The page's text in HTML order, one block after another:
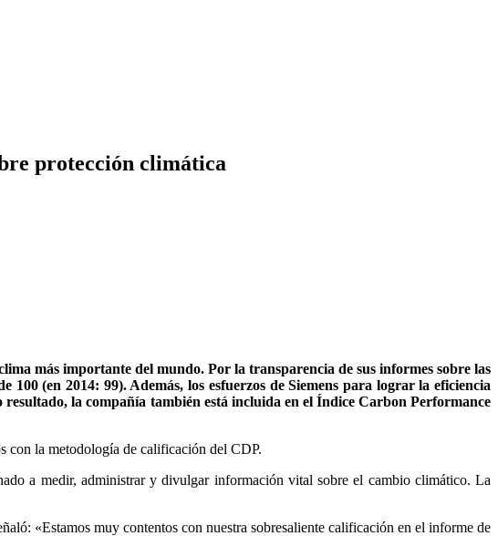
protección climática
más importante del mundo. Por la transparencia de sus informes sobre las
(en 2014: 99). Además, los esfuerzos de Siemens para lograr la eficiencia
la compañía también está incluida en el Índice Carbon Performance
con la metodología de calificación del CDP.
a medir, administrar y divulgar información vital sobre el cambio climático. La
«Estamos muy contentos con nuestra sobresaliente calificación en el informe de